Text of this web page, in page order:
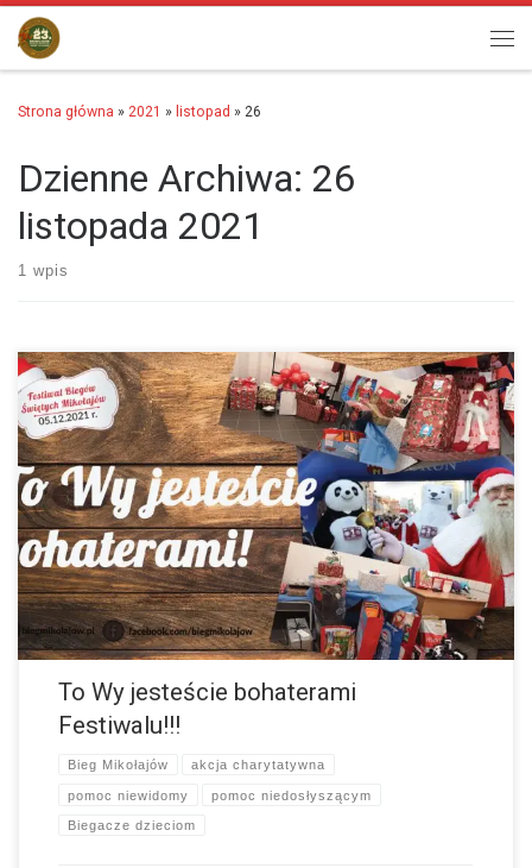
Przejdź do treści
Strona główna » 2021 » listopad » 26
Dzienne Archiwa: 26
listopada 2021
1 wpis
To Wy jesteście Bohaterami Festiwalu!!! Pan Marek kupił najlepszy jaki
jest na rynku zestaw małego majsterkowicza dla niewidomego Wojtka,
potem buty piłkarskie dla Mikołaja,…więcej
To Wy jesteście bohaterami
Festiwalu!!!
Bieg Mikołajów akcja charytatywna
pomoc niewidomy pomoc niedosłyszącym
Biegacze dzieciom